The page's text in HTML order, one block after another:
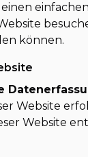
können.
Website
Website